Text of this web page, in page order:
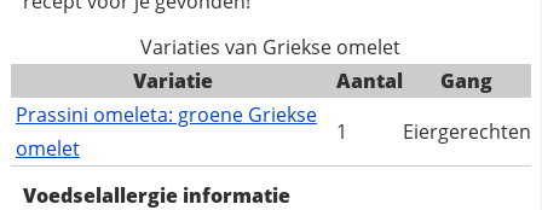
Variaties van Griekse omelet
Variatie
Aantal
Gang
Prassini omeleta: groene Griekse
omelet
1 Eiergerechten
Voedselallergie informatie